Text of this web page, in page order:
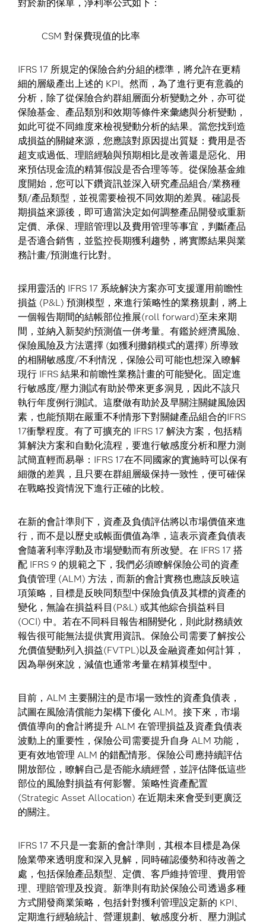
對於新的保單，淨利率公式如下：
CSM 對保費現值的比率
IFRS 17 所規定的保險合約分組的標準，將允許在更精
細的層級產出上述的 KPI。然而，為了進行更有意義的
分析，除了從保險合約群組層面分析變動之外，亦可從
保險基金、產品類別和效期等條件來彙總與分析變動，
如此可從不同維度來檢視變動分析的結果。當您找到造
成損益的關鍵來源，您應該對原因提出質疑：費用是否
超支或過低、理賠經驗與預期相比是改善還是惡化、用
來預估現金流的精算假設是否合理等等。從保險基金維
度開始，您可以下鑽資訊並深入研究產品組合/業務種
類/產品類型，並視需要檢視不同效期的差異。確認長
期損益來源後，即可適當決定如何調整產品開發或重新
定價、承保、理賠管理以及費用管理等事宜，判斷產品
是否適合銷售，並監控長期獲利趨勢，將實際結果與業
務計畫/預測進行比對。
採用靈活的 IFRS 17 系統解決方案亦可支援運用前瞻性
損益 (P&L) 預測模型，來進行策略性的業務規劃，將上
一個報告期間的結帳部位推展(roll forward)至未來期
間，並納入新契約預測值一併考量。有鑑於經濟風險、
保險風險及方法選擇 (如獲利攤銷模式的選擇) 所導致
的相關敏感度/不利情況，保險公司可能也想深入瞭解
現行 IFRS 結果和前瞻性業務計畫的可能變化。固定進
行敏感度/壓力測試有助於帶來更多洞見，因此不該只
執行年度例行測試。這麼做有助於及早關注關鍵風險因
素，也能預期在嚴重不利情形下對關鍵產品組合的IFRS
17衝擊程度。有了可擴充的 IFRS 17 解決方案，包括精
算解決方案和自動化流程，要進行敏感度分析和壓力測
試簡直輕而易舉：IFRS 17在不同國家的實施時可以保有
細微的差異，且只要在群組層級保持一致性，便可確保
在戰略投資情況下進行正確的比較。
在新的會計準則下，資產及負債評估將以市場價值來進
行，而不是以歷史或帳面價值為準，這表示資產負債表
會隨著利率浮動及市場變動而有所改變。在 IFRS 17 搭
配 IFRS 9 的規範之下，我們必須瞭解保險公司的資產
負債管理 (ALM) 方法，而新的會計實務也應該反映這
項策略，目標是反映同類型中保險負債及其標的資產的
變化，無論在損益科目(P&L) 或其他綜合損益科目
(OCI) 中。若在不同科目報告相關變化，則此財務績效
報告很可能無法提供實用資訊。保險公司需要了解按公
允價值變動列入損益(FVTPL)以及金融資產如何計算，
因為舉例來說，減值也通常考量在精算模型中。
目前，ALM 主要關注的是市場一致性的資產負債表，
試圖在風險清償能力架構下優化 ALM。接下來，市場
價值導向的會計將提升 ALM 在管理損益及資產負債表
波動上的重要性，保險公司需要提升自身 ALM 功能，
更有效地管理 ALM 的錯配情形。保險公司應持續評估
開放部位，瞭解自己是否能永續經營，並評估降低這些
部位的風險對損益有何影響。策略性資產配置
(Strategic Asset Allocation) 在近期未來會受到更廣泛
的關注。
IFRS 17 不只是一套新的會計準則，其根本目標是為保
險業帶來透明度和深入見解，同時確認優勢和待改善之
處，包括保險產品類型、定價、客戶維持管理、費用管
理、理賠管理及投資。新準則有助於保險公司透過多種
方式開發商業策略，包括針對獲利管理設定新的 KPI、
定期進行經驗統計、營運規劃、敏感度分析、壓力測試